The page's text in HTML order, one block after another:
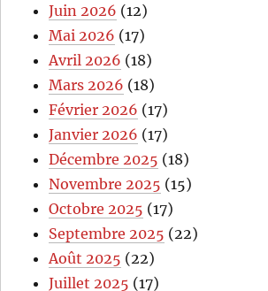
Juin 2026 (12)
Mai 2026 (17)
Avril 2026 (18)
Mars 2026 (18)
Février 2026 (17)
Janvier 2026 (17)
Décembre 2025 (18)
Novembre 2025 (15)
Octobre 2025 (17)
Septembre 2025 (22)
Août 2025 (22)
Juillet 2025 (17)